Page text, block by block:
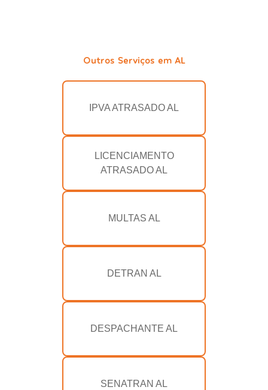
Outros Serviços em AL
IPVA ATRASADO AL
LICENCIAMENTO
ATRASADO AL
MULTAS AL
DETRAN AL
DESPACHANTE AL
SENATRAN AL